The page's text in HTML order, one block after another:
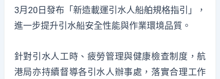
3月20日發布「新造載運引水人船舶規格指引」，
進一步提升引水船安全性能與作業環境品質。
針對引水人工時、疲勞管理與健康檢查制度，航
港局亦持續督導各引水人辦事處，落實合理工作